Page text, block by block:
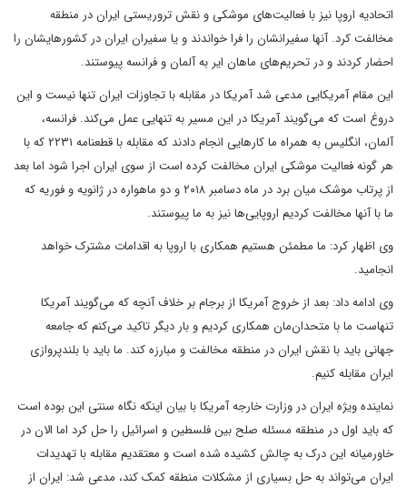
اتحادیه اروپا نیز با فعالیت‌های موشکی و نقش تروریستی ایران در منطقه
مخالفت کرد. آنها سفیرانشان را فرا خواندند و یا سفیران ایران در کشورهایشان را
احضار کردند و در تحریم‌های ماهان ایر به آلمان و فرانسه پیوستند.
این مقام آمریکایی مدعی شد آمریکا در مقابله با تجاوزات ایران تنها نیست و این
دروغ است که می‌گویند آمریکا در این مسیر به تنهایی عمل می‌کند. فرانسه،
آلمان، انگلیس به همراه ما کارهایی انجام دادند که مقابله با قطعنامه ۲۲۳۱ که با
هر گونه فعالیت موشکی ایران مخالفت کرده است از سوی ایران اجرا شود اما بعد
از پرتاب موشک میان برد در ماه دسامبر ۲۰۱۸ و دو ماهواره در ژانویه و فوریه که
ما با آنها مخالفت کردیم اروپایی‌ها نیز به ما پیوستند.
وی اظهار کرد: ما مطمئن هستیم همکاری با اروپا به اقدامات مشترک خواهد
انجامید.
وی ادامه داد: بعد از خروج آمریکا از برجام بر خلاف آنچه که می‌گویند آمریکا
تنهاست ما با متحدان‌مان همکاری کردیم و بار دیگر تاکید می‌کنم که جامعه
جهانی باید با نقش ایران در منطقه مخالفت و مبارزه کند. ما باید با بلندپروازی
ایران مقابله کنیم.
نماینده ویژه ایران در وزارت خارجه آمریکا با بیان اینکه نگاه سنتی این بوده است
که باید اول در منطقه مسئله صلح بین فلسطین و اسرائیل را حل کرد اما الان در
خاورمیانه این درک به چالش کشیده شده است و معتقدیم مقابله با تهدیدات
ایران می‌تواند به حل بسیاری از مشکلات منطقه کمک کند، مدعی شد: ایران از